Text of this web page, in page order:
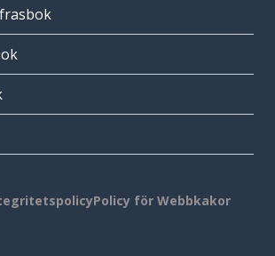
Policy för Webbkakor